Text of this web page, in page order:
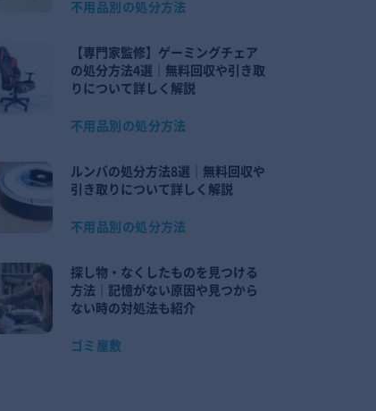
不用品別の処分方法
【専門家監修】ゲーミングチェア
の処分方法4選｜無料回収や引き取
りについて詳しく解説
不用品別の処分方法
ルンバの処分方法8選｜無料回収や
引き取りについて詳しく解説
不用品別の処分方法
探し物・なくしたものを見つける
方法｜記憶がない原因や見つから
ない時の対処法も紹介
ゴミ屋敷